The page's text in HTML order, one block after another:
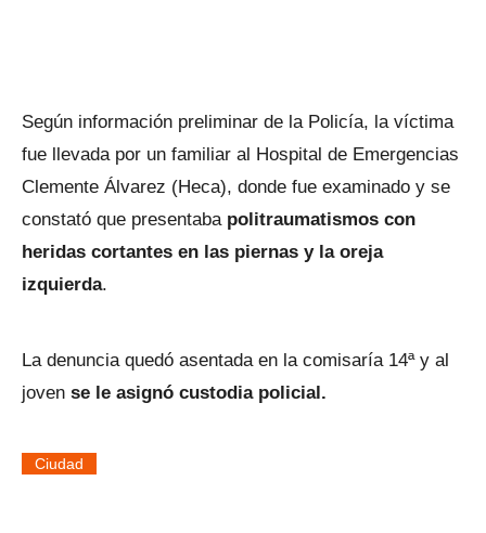
Según información preliminar de la Policía, la víctima
fue llevada por un familiar al Hospital de Emergencias
Clemente Álvarez (Heca), donde fue examinado y se
constató que presentaba politraumatismos con
heridas cortantes en las piernas y la oreja
izquierda.
La denuncia quedó asentada en la comisaría 14ª y al
joven se le asignó custodia policial.
Ciudad